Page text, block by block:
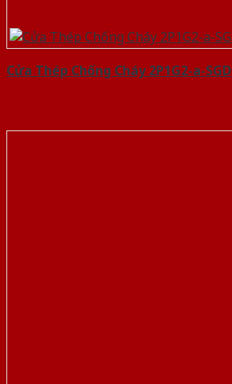
Cửa Thép Chống Cháy 2P1G2-a-SGD